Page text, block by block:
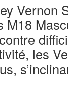
Vernon
M18
les